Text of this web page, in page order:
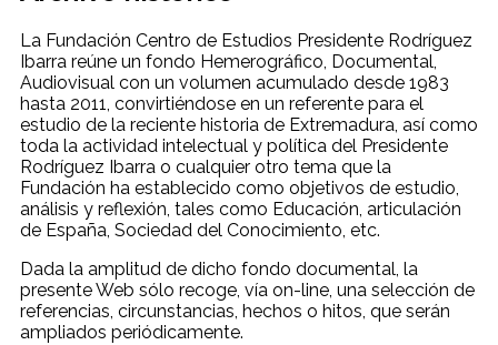
La Fundación Centro de Estudios Presidente Rodríguez
Ibarra reúne un fondo Hemerográfico, Documental,
Audiovisual con un volumen acumulado desde 1983
hasta 2011, convirtiéndose en un referente para el
estudio de la reciente historia de Extremadura, así como
toda la actividad intelectual y política del Presidente
Rodríguez Ibarra o cualquier otro tema que la
Fundación ha establecido como objetivos de estudio,
análisis y reflexión, tales como Educación, articulación
de España, Sociedad del Conocimiento, etc.
Dada la amplitud de dicho fondo documental, la
presente Web sólo recoge, vía on-line, una selección de
referencias, circunstancias, hechos o hitos, que serán
ampliados periódicamente.